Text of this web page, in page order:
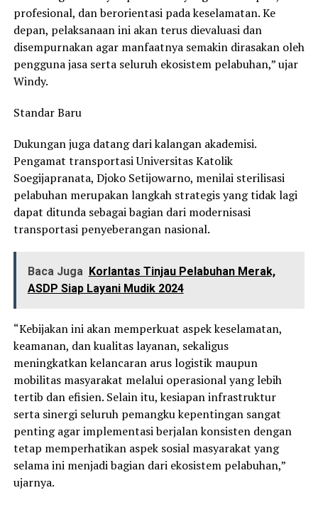
profesional, dan berorientasi pada keselamatan. Ke
depan, pelaksanaan ini akan terus dievaluasi dan
disempurnakan agar manfaatnya semakin dirasakan oleh
pengguna jasa serta seluruh ekosistem pelabuhan,” ujar
Windy.
Standar Baru
Dukungan juga datang dari kalangan akademisi.
Pengamat transportasi Universitas Katolik
Soegijapranata, Djoko Setijowarno, menilai sterilisasi
pelabuhan merupakan langkah strategis yang tidak lagi
dapat ditunda sebagai bagian dari modernisasi
transportasi penyeberangan nasional.
Baca Juga Korlantas Tinjau Pelabuhan Merak,
ASDP Siap Layani Mudik 2024
“Kebijakan ini akan memperkuat aspek keselamatan,
keamanan, dan kualitas layanan, sekaligus
meningkatkan kelancaran arus logistik maupun
mobilitas masyarakat melalui operasional yang lebih
tertib dan efisien. Selain itu, kesiapan infrastruktur
serta sinergi seluruh pemangku kepentingan sangat
penting agar implementasi berjalan konsisten dengan
tetap memperhatikan aspek sosial masyarakat yang
selama ini menjadi bagian dari ekosistem pelabuhan,”
ujarnya.